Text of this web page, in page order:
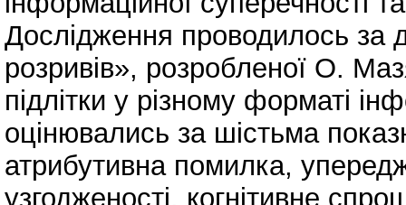
Дослідження проводилось за
розривів», розробленої О.
підлітки у різному форматі
оцінювались за шістьма
атрибутивна помилка,
узгодженості, когнітивне